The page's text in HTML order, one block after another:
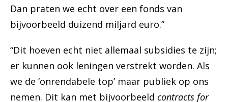
Dan praten we echt over een fonds van
bijvoorbeeld duizend miljard euro.”
“Dit hoeven echt niet allemaal subsidies te zijn;
er kunnen ook leningen verstrekt worden. Als
we de ‘onrendabele top’ maar publiek op ons
nemen. Dit kan met bijvoorbeeld contracts for